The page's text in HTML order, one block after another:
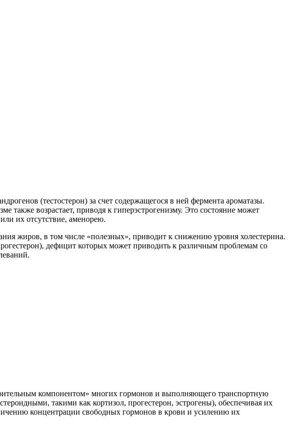
(тестостерон) за счет содержащегося в ней фермента ароматазы.
возрастает, приводя к гиперэстрогенизму. Это состояние может
их отсутствие, аменорею.
жиров, в том числе «полезных», приводит к снижению уровня холестерина.
дефицит которых может приводить к различным проблемам со
компонентом» многих гормонов и выполняющего транспортную
такими как кортизол, прогестерон, эстрогены), обеспечивая их
концентрации свободных гормонов в крови и усилению их